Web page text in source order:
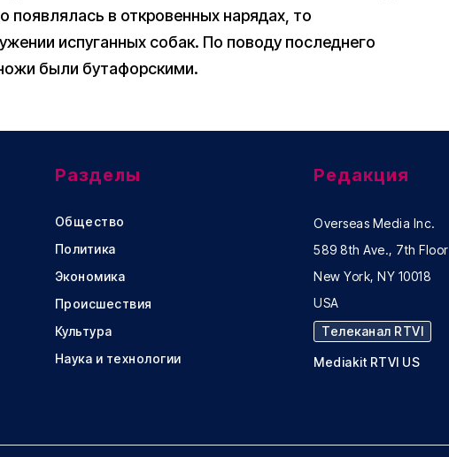
появлялась в откровенных нарядах, то
испуганных собак. По поводу последнего
были бутафорскими.
Разделы
Общество
Политика
Экономика
Происшествия
Культура
Наука и технологии
Редакция
Overseas Media Inc.
589 8th Ave., 7th Floor
New York, NY 10018
USA
Телеканал RTVI
Mediakit RTVI US